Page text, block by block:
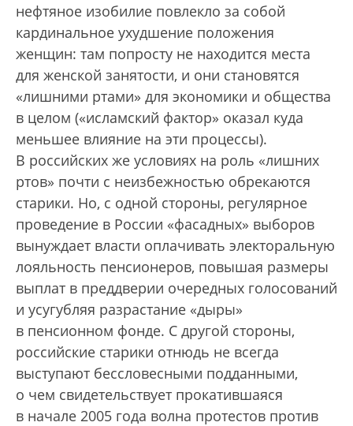
нефтяное изобилие повлекло за собой
кардинальное ухудшение положения
женщин: там попросту не находится места
для женской занятости, и они становятся
«лишними ртами» для экономики и общества
в целом («исламский фактор» оказал куда
меньшее влияние на эти процессы).
В российских же условиях на роль «лишних
ртов» почти с неизбежностью обрекаются
старики. Но, с одной стороны, регулярное
проведение в России «фасадных» выборов
вынуждает власти оплачивать электоральную
лояльность пенсионеров, повышая размеры
выплат в преддверии очередных голосований
и усугубляя разрастание «дыры»
в пенсионном фонде. С другой стороны,
российские старики отнюдь не всегда
выступают бессловесными подданными,
о чем свидетельствует прокатившаяся
в начале 2005 года волна протестов против